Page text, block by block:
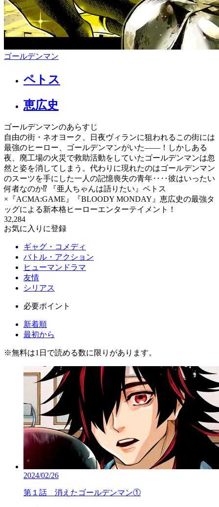
ゴールデンマン
ペトス
恵広史
ゴールデンマンのあらすじ
自由の街・ネオヨーク、日夜ヴィランに狙われるこの街には
最強のヒーロー、ゴールデンマンがいた――！しかしある
夜、廃工場の火災で救助活動をしていたゴールデンマンは忽
然と姿を消してしまう。代わりに現れたのはゴールデンマン
のスーツを手にした一人の記憶喪失の青年‥‥彼はいったい
何者なのか⁉ 『亜人ちゃんは語りたい』ペトス
×『ACMA:GAME』『BLOODY MONDAY』恵広史の最強タ
ッグによる新本格ヒーローエンターテイメント！
32,284
お気に入りに登録
ギャグ・コメディ
バトル・アクション
ヒューマンドラマ
友情
シリアス
必要ポイント
新着順
最初から
※無料は1日で読める数に限りがあります。
2024/02/26
第１話 消えたゴールデンマン①